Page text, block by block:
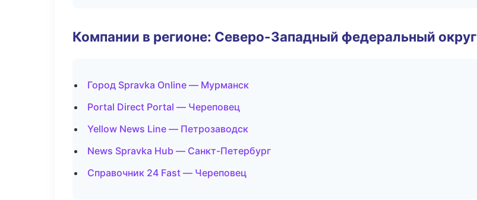
Компании в регионе: Северо-Западный федеральный округ
Город Spravka Online — Мурманск
Portal Direct Portal — Череповец
Yellow News Line — Петрозаводск
News Spravka Hub — Санкт-Петербург
Справочник 24 Fast — Череповец